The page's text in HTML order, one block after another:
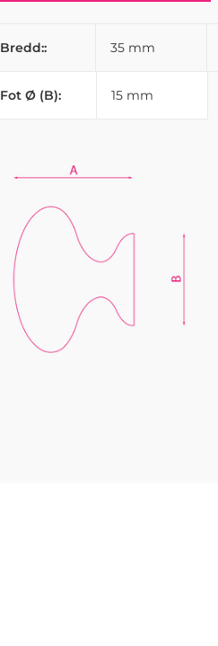
Bredd:: 35 mm
Fot Ø (B): 15 mm